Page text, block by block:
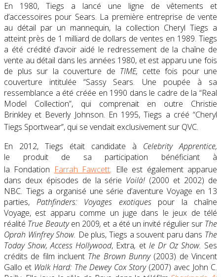
En 1980, Tiegs a lancé une ligne de vêtements et
d’accessoires pour Sears. La première entreprise de vente
au détail par un mannequin, la collection Cheryl Tiegs a
atteint près de 1 milliard de dollars de ventes en 1989. Tiegs
a été crédité d’avoir aidé le redressement de la chaîne de
vente au détail dans les années 1980, et est apparu une fois
de plus sur la couverture de TIME, cette fois pour une
couverture intitulée “Sassy Sears. Une poupée à sa
ressemblance a été créée en 1990 dans le cadre de la “Real
Model Collection”, qui comprenait en outre Christie
Brinkleyet Beverly Johnson. En 1995, Tiegs a créé “Cheryl
Tiegs Sportwear”, qui se vendait exclusivement sur QVC.
En 2012, Tiegs était candidate à Celebrity Apprentice,
le produit de sa participation bénéficiant à
la Fondation Farrah Fawcett. Elle est également apparue
dans deux épisodes de la série Voilà! (2000 et 2002) de
NBC. Tiegs a organisé une série d’aventure Voyage en 13
parties, Pathfinders: Voyages exotiquespour la chaîne
Voyage, est apparu comme un juge dans le jeux de télé
réalité True Beautyen 2009, et a été un invité régulier sur The
Oprah Winfrey Show. De plus, Tiegs a souvent paru dans The
Today Show,Access Hollywood, Extra, et le Dr Oz Show. Ses
crédits de film incluent The Brown Bunny(2003) de Vincent
Gallo et Walk Hard: The Dewey Cox Story(2007) avec John C.